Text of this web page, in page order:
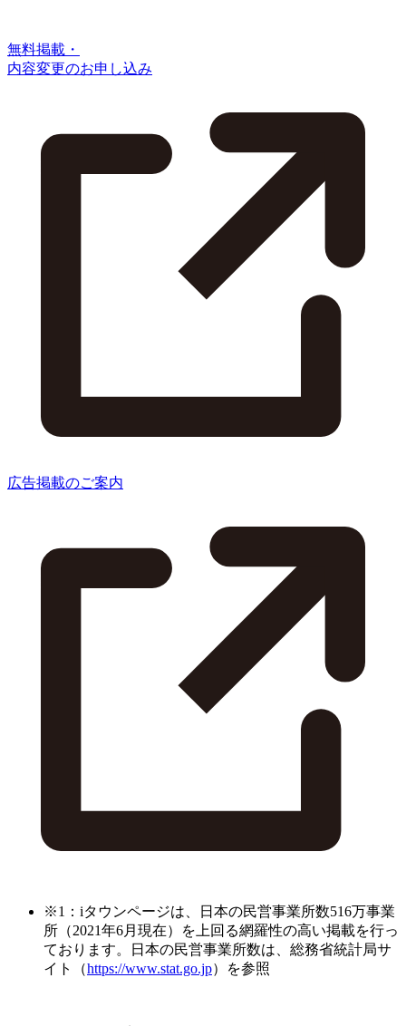
無料掲載・
内容変更のお申し込み
広告掲載のご案内
※1：iタウンページは、日本の民営事業所数516万事業
所（2021年6月現在）を上回る網羅性の高い掲載を行っ
ております。日本の民営事業所数は、総務省統計局サ
イト（https://www.stat.go.jp）を参照